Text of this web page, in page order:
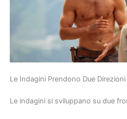
Le Indagini Prendono Due Direzioni
Le indagini si sviluppano su due